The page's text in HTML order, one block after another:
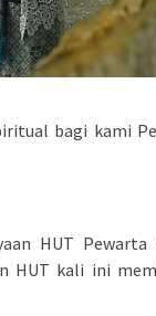
bagi kami
HUT
HUT kali ini